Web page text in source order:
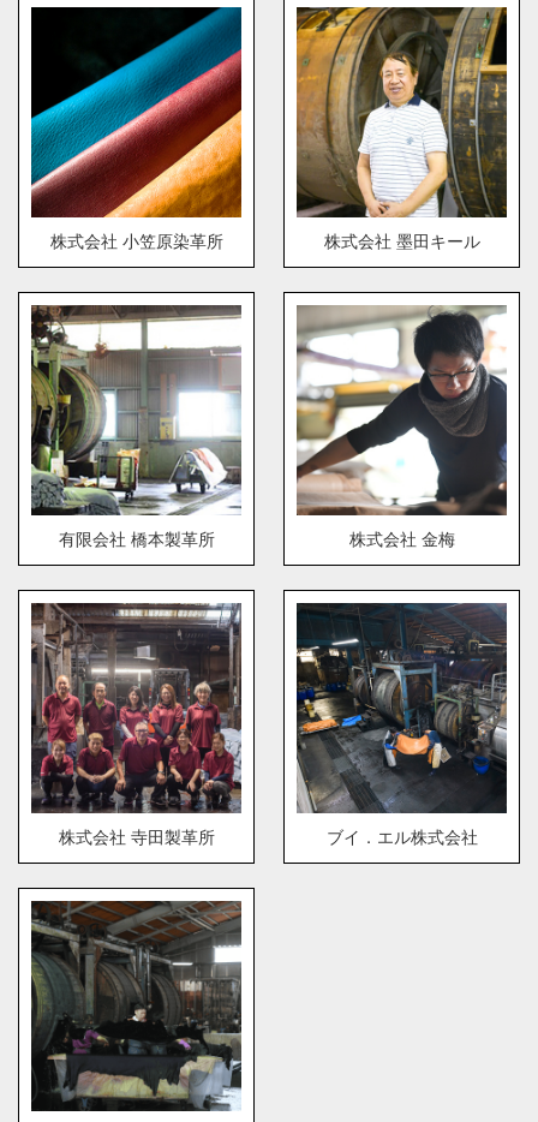
株式会社 小笠原染革所 株式会社 墨田キール
有限会社 橋本製革所 株式会社 金梅
株式会社 寺田製革所 ブイ．エル株式会社